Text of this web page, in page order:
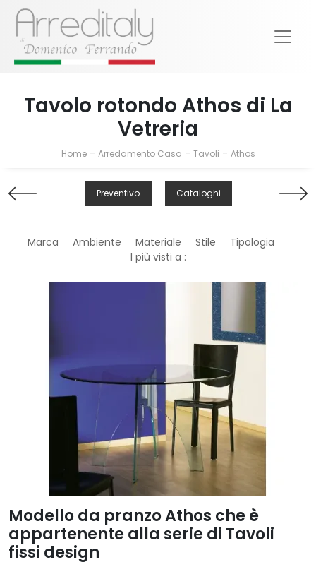
Tavolo rotondo Athos di La
Vetreria
Home- Arredamento Casa - Tavoli - Athos
Preventivo Cataloghi
Marca Ambiente Materiale Stile
Tipologia
I più visti a :
Modello da pranzo Athos che è
appartenente alla serie di Tavoli
fissi design